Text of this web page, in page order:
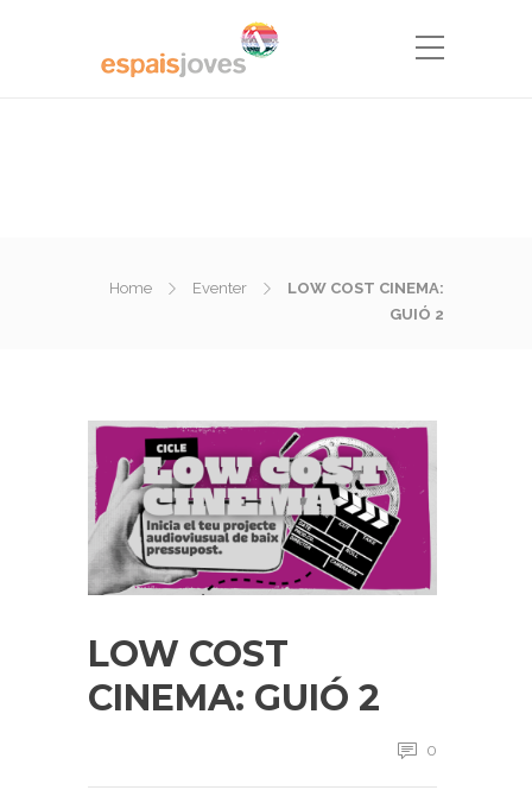
Home Eventer
LOW COST CINEMA:
GUIÓ 2
LOW COST
CINEMA: GUIÓ 2
0